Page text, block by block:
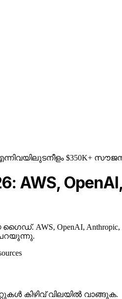
എന്നിവയിലുടനീളം $350K+
AWS,
ഗൈഡ്. AWS, OpenAI,
പറയുന്നു.
കിഴിവ് വിലയിൽ വാങ്ങുക.